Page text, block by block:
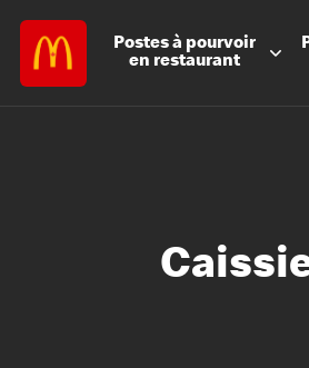
Postes à pourvoir
en restaurant